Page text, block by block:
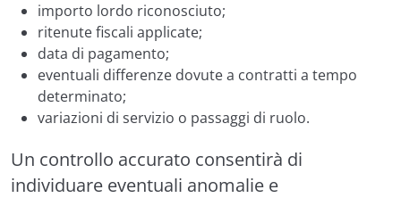
importo lordo riconosciuto;
ritenute fiscali applicate;
data di pagamento;
eventuali differenze dovute a contratti a tempo
determinato;
variazioni di servizio o passaggi di ruolo.
Un controllo accurato consentirà di
individuare eventuali anomalie e